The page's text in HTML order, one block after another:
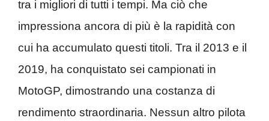
tra i migliori di tutti i tempi. Ma ciò che
impressiona ancora di più è la rapidità con
cui ha accumulato questi titoli. Tra il 2013 e il
2019, ha conquistato sei campionati in
MotoGP, dimostrando una costanza di
rendimento straordinaria. Nessun altro pilota